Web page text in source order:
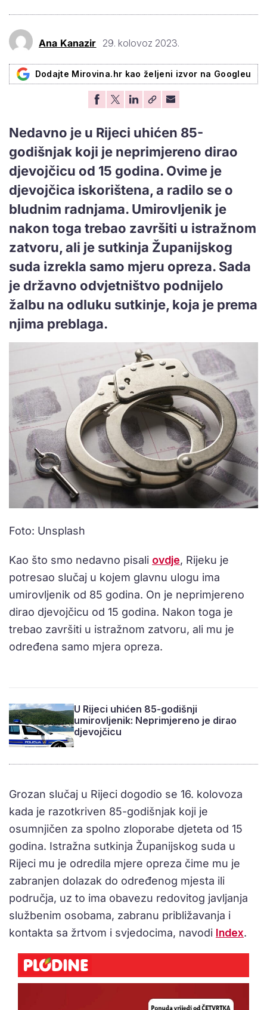
Ana Kanazir 29. kolovoz 2023.
Dodajte Mirovina.hr kao željeni izvor na Googleu
Nedavno je u Rijeci uhićen 85-
godišnjak koji je neprimjereno dirao
djevojčicu od 15 godina. Ovime je
djevojčica iskorištena, a radilo se o
bludnim radnjama. Umirovljenik je
nakon toga trebao završiti u istražnom
zatvoru, ali je sutkinja Županijskog
suda izrekla samo mjeru opreza. Sada
je državno odvjetništvo podnijelo
žalbu na odluku sutkinje, koja je prema
njima preblaga.
Foto: Unsplash
Kao što smo nedavno pisali ovdje, Rijeku je
potresao slučaj u kojem glavnu ulogu ima
umirovljenik od 85 godina. On je neprimjereno
dirao djevojčicu od 15 godina. Nakon toga je
trebao završiti u istražnom zatvoru, ali mu je
određena samo mjera opreza.
U Rijeci uhićen 85-godišnji
umirovljenik: Neprimjereno je dirao
djevojčicu
Grozan slučaj u Rijeci dogodio se 16. kolovoza
kada je razotkriven 85-godišnjak koji je
osumnjičen za spolno zloporabe djeteta od 15
godina. Istražna sutkinja Županijskog suda u
Rijeci mu je odredila mjere opreza čime mu je
zabranjen dolazak do određenog mjesta ili
područja, uz to ima obavezu redovitog javljanja
službenim osobama, zabranu približavanja i
kontakta sa žrtvom i svjedocima, navodi Index.